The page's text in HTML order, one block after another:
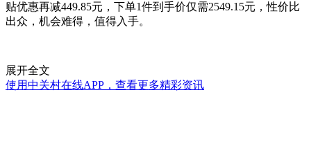
贴优惠再减449.85元，下单1件到手价仅需2549.15元，性价比
出众，机会难得，值得入手。
展开全文
使用中关村在线APP，查看更多精彩资讯